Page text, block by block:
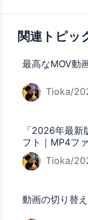
関連トピッ
最高なMOV動
Tioka/
「2026年最
フト｜MP4フ
Tioka/
動画の切り替